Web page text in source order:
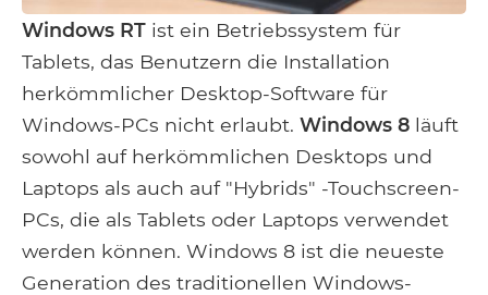
Windows RT ist ein Betriebssystem für
Tablets, das Benutzern die Installation
herkömmlicher Desktop-Software für
Windows-PCs nicht erlaubt. Windows 8 läuft
sowohl auf herkömmlichen Desktops und
Laptops als auch auf "Hybrids" -Touchscreen-
PCs, die als Tablets oder Laptops verwendet
werden können. Windows 8 ist die neueste
Generation des traditionellen Windows-